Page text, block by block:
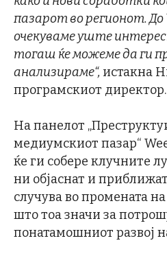
пазарот во регионот. До
очекуваме уште
тогаш ќе можеме да ги
анализираме“, истакна
програмскиот директор.
На панелот
медиумскиот пазар“
ќе ги собере клучните
ни објаснат и
случува во промената
што тоа значи за
понатамошниот развој